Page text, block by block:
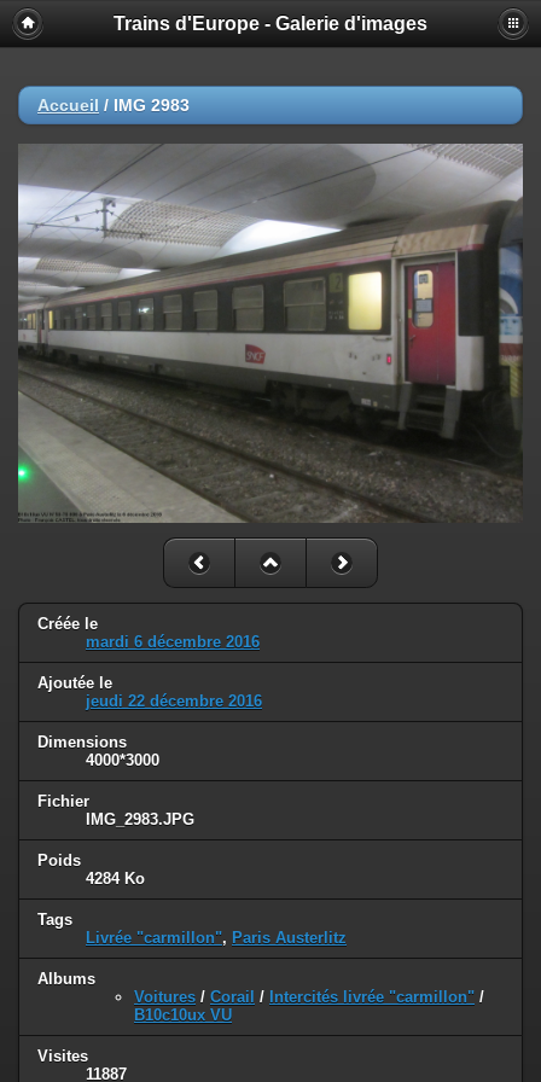
Trains d'Europe - Galerie d'images
Accueil / IMG 2983
Créée le
mardi 6 décembre 2016
Ajoutée le
jeudi 22 décembre 2016
Dimensions
4000*3000
Fichier
IMG_2983.JPG
Poids
4284 Ko
Tags
Livrée "carmillon", Paris Austerlitz
Albums
Voitures / Corail / Intercités livrée "carmillon" /
B10c10ux VU
Visites
11887